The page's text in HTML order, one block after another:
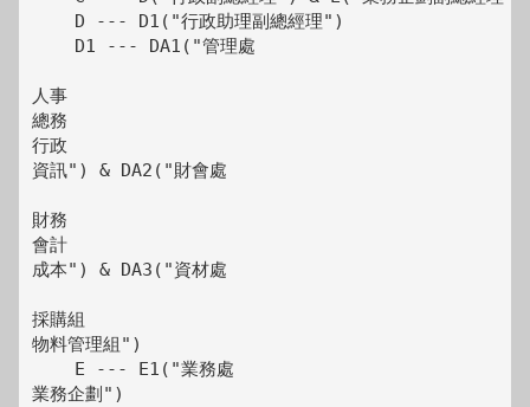
    D --- D1("行政助理副總經理")
    D1 --- DA1("管理處
人事
總務
行政
資訊") & DA2("財會處
財務
會計
成本") & DA3("資材處
採購組
物料管理組")
    E --- E1("業務處
業務企劃")